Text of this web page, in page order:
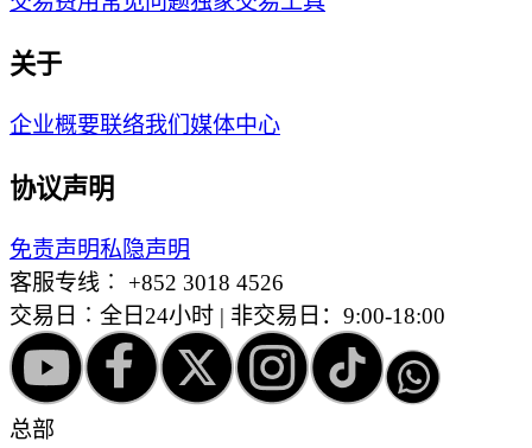
关于
企业概要联络我们 媒体中心
协议声明
免责声明私隐声明
客服专线︰ +852 3018 4526
交易日︰全日24小时 | 非交易日：9:00-18:00
总部